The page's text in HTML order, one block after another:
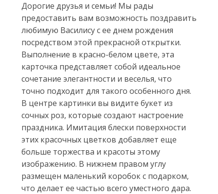
Дорогие друзья и семьи! Мы рады
предоставить вам возможность поздравить
любимую Василису с ее днем рождения
посредством этой прекрасной открытки.
Выполнение в красно-белом цвете, эта
карточка представляет собой идеальное
сочетание элегантности и веселья, что
точно подходит для такого особенного дня.
В центре картинки вы видите букет из
сочных роз, которые создают настроение
праздника. Имитация блески поверхности
этих красочных цветков добавляет еще
больше торжества и красоты этому
изображению. В нижнем правом углу
размещен маленький коробок с подарком,
что делает ее частью всего уместного дара.